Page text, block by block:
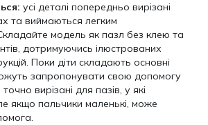
усі деталі попередньо вирізані
та виймаються легким
модель як пазл без клею та
дотримуючись ілюстрованих
Поки діти складають основні
запропонувати свою допомогу
вирізані для пазів, у які
якщо пальчики маленькі, може